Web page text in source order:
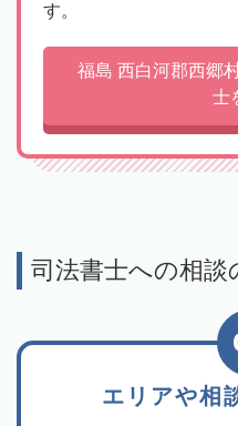
す。
福島 西白河郡西郷
士
司法書士への相談
エリアや相